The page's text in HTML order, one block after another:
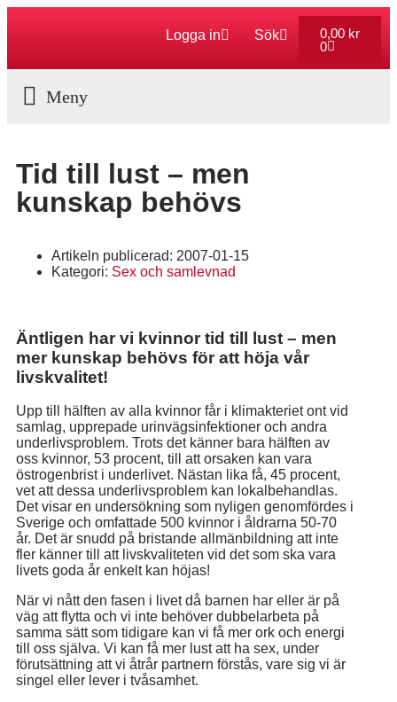
Logga in Sök 0,00 kr
0
Tid till lust – men
kunskap behövs
Artikeln publicerad: 2007-01-15
Kategori: Sex och samlevnad
Äntligen har vi kvinnor tid till lust – men
mer kunskap behövs för att höja vår
livskvalitet!
Upp till hälften av alla kvinnor får i klimakteriet ont vid
samlag, upprepade urinvägsinfektioner och andra
underlivsproblem. Trots det känner bara hälften av
oss kvinnor, 53 procent, till att orsaken kan vara
östrogenbrist i underlivet. Nästan lika få, 45 procent,
vet att dessa underlivsproblem kan lokalbehandlas.
Det visar en undersökning som nyligen genomfördes i
Sverige och omfattade 500 kvinnor i åldrarna 50-70
år. Det är snudd på bristande allmänbildning att inte
fler känner till att livskvaliteten vid det som ska vara
livets goda år enkelt kan höjas!
När vi nått den fasen i livet då barnen har eller är på
väg att flytta och vi inte behöver dubbelarbeta på
samma sätt som tidigare kan vi få mer ork och energi
till oss själva. Vi kan få mer lust att ha sex, under
förutsättning att vi åtrår partnern förstås, vare sig vi är
singel eller lever i tvåsamhet.